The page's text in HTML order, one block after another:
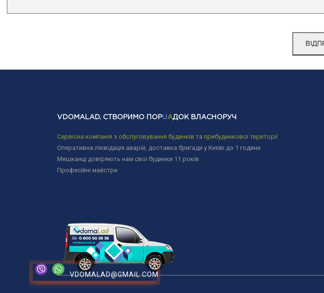
VDOMALAD. СТВОРИМО ПОРUAДОК ВЛАСНОРУЧ
Сервісна компанія з обслуговування будинків та прибудинкової території
Оперативна ліквідація аварій, доставка бригади у Києві до 1 години
Мешканці довіряють нам свої будинки 11 років
Професійні майстри
VDOMALAD@GMAIL.COM